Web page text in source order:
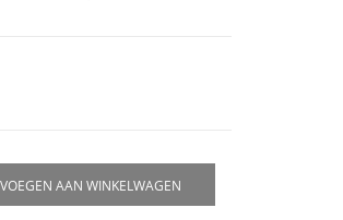
AAN WINKELWAGEN